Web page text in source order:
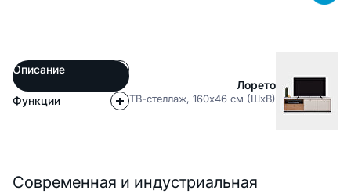
Описание
Функции
Лорето
ТВ-стеллаж, 160x46 см (ШxВ)
Современная и индустриальная